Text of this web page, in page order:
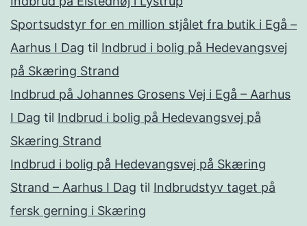
Sportsudstyr for en million stjålet fra butik i Egå –
Aarhus I Dag til Indbrud i bolig på Hedevangsvej
på Skæring Strand
Indbrud på Johannes Grosens Vej i Egå – Aarhus
I Dag til Indbrud i bolig på Hedevangsvej på
Skæring Strand
Indbrud i bolig på Hedevangsvej på Skæring
Strand – Aarhus I Dag til Indbrudstyv taget på
fersk gerning i Skæring